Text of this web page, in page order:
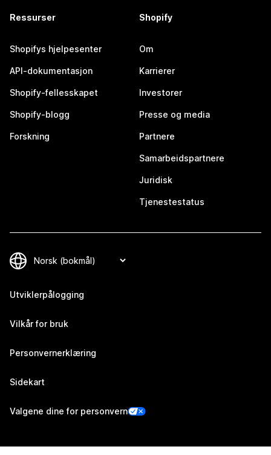
Ressurser
Shopifys hjelpesenter
API-dokumentasjon
Shopify-fellesskapet
Shopify-blogg
Forskning
Shopify
Om
Karrierer
Investorer
Presse og media
Partnere
Samarbeidspartnere
Juridisk
Tjenestestatus
Utviklerpålogging
Vilkår for bruk
Personvernerklæring
Sidekart
Valgene dine for personvern